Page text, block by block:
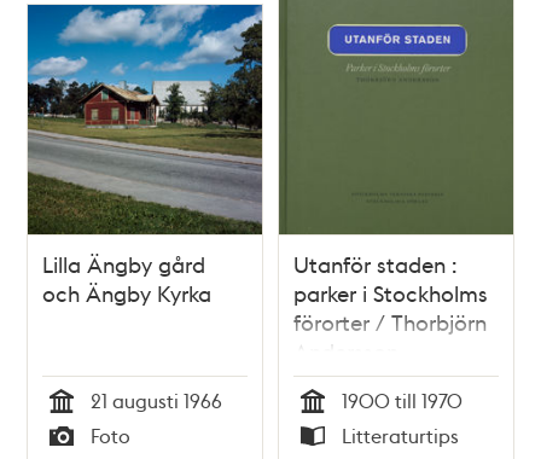
Lilla Ängby gård
och Ängby Kyrka
Tid
21 augusti 1966
Foto
Utanför staden :
parker i Stockholms
förorter / Thorbjörn
Andersson
Tid
1900 till 1970
Litteraturtips